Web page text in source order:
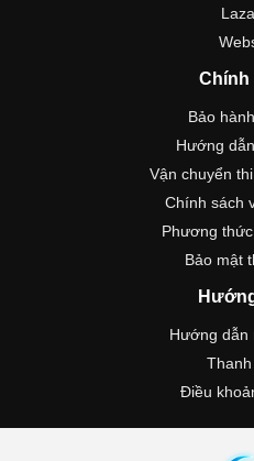
Chính
Bảo
Hướng
Vận chuyển
Chính sách
Phương
Bảo mật
Hướng dẫn
Điều